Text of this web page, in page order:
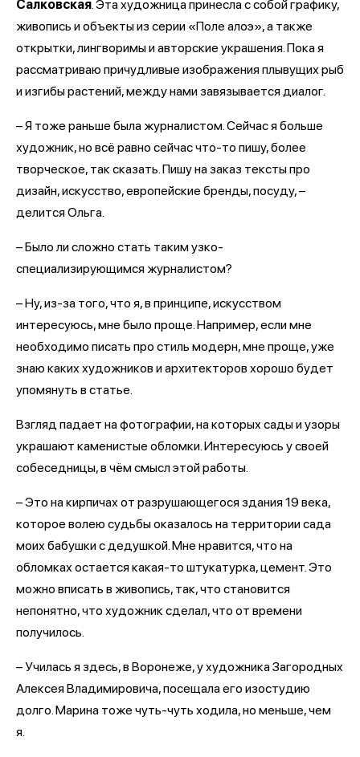
Салковская . Эта художница принесла с собой графику,
живопись и объекты из серии «Поле алоэ», а также
открытки, лингворимы и авторские украшения. Пока я
рассматриваю причудливые изображения плывущих рыб
и изгибы растений, между нами завязывается диалог.
– Я тоже раньше была журналистом. Сейчас я больше
художник, но всё равно сейчас что-то пишу, более
творческое, так сказать. Пишу на заказ тексты про
дизайн, искусство, европейские бренды, посуду, –
делится Ольга.
– Было ли сложно стать таким узко-
специализирующимся журналистом?
– Ну, из-за того, что я, в принципе, искусством
интересуюсь, мне было проще. Например, если мне
необходимо писать про стиль модерн, мне проще, уже
знаю каких художников и архитекторов хорошо будет
упомянуть в статье.
Взгляд падает на фотографии, на которых сады и узоры
украшают каменистые обломки. Интересуюсь у своей
собеседницы, в чём смысл этой работы.
– Это на кирпичах от разрушающегося здания 19 века,
которое волею судьбы оказалось на территории сада
моих бабушки с дедушкой. Мне нравится, что на
обломках остается какая-то штукатурка, цемент. Это
можно вписать в живопись, так, что становится
непонятно, что художник сделал, что от времени
получилось.
– Училась я здесь, в Воронеже, у художника Загородных
Алексея Владимировича, посещала его изостудию
долго. Марина тоже чуть-чуть ходила, но меньше, чем
я.